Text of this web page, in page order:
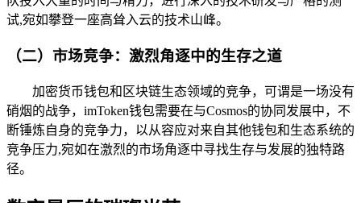
试,宛如攀登一座高耸入云的技术山峰。
（二）市场竞争：激烈角逐中的生存之道
加密货币钱包和区块链生态领域的竞争，可谓是一场没有
硝烟的战争，imToken钱包需要在与Cosmos的协同发展中，不
断锤炼自身的竞争力，以从容应对来自其他钱包和生态系统的
竞争压力,宛如在激烈的市场角逐中寻找生存与发展的独特路
径。